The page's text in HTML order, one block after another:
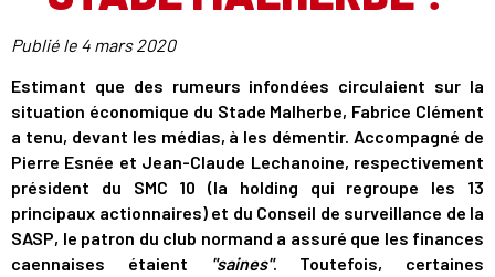
Publié le 4 mars 2020
Estimant que des rumeurs infondées circulaient sur la
situation économique du Stade Malherbe, Fabrice Clément
a tenu, devant les médias, à les démentir. Accompagné de
Pierre Esnée et Jean-Claude Lechanoine, respectivement
président du SMC 10 (la holding qui regroupe les 13
principaux actionnaires) et du Conseil de surveillance de la
SASP, le patron du club normand a assuré que les finances
caennaises étaient
"saines". Toutefois, certaines